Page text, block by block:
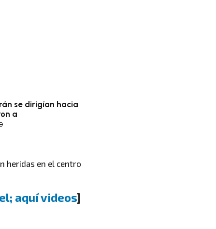
se dirigían hacia
a
heridas en el centro
aquí videos]